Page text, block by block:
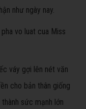
như ngày nay.
váy gợi lên nét văn
cho bản thân giống
sức mạnh lớn